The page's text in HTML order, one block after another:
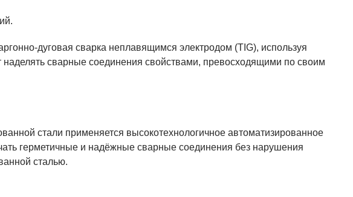
дуговая сварка неплавящимся электродом (TIG), используя
сварные соединения свойствами, превосходящими по своим
стали применяется высокотехнологичное автоматизированное
герметичные и надёжные сварные соединения без нарушения
сталью.